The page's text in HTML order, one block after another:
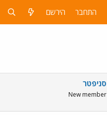
התחבר הירשם
סניפטר
New member